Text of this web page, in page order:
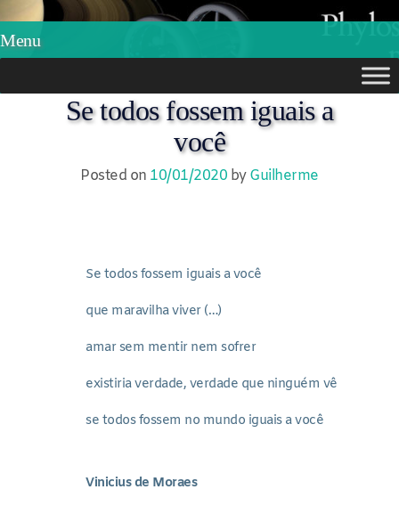
Phylos.net
Menu
Se todos fossem iguais a
você
Posted on 10/01/2020 byGuilherme
Se todos fossem iguais a você
que maravilha viver (…)
amar sem mentir nem sofrer
existiria verdade, verdade que ninguém vê
se todos fossem no mundo iguais a você
Vinicius de Moraes